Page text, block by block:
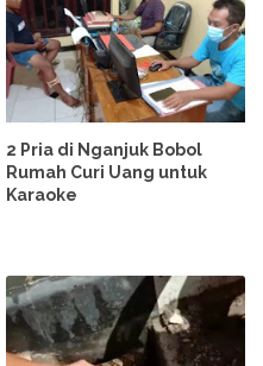
2 Pria di Nganjuk Bobol
Rumah Curi Uang untuk
Karaoke